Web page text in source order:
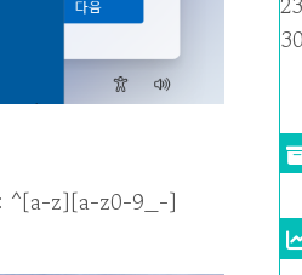
: ^[a-z][a-z0-9_-]
30